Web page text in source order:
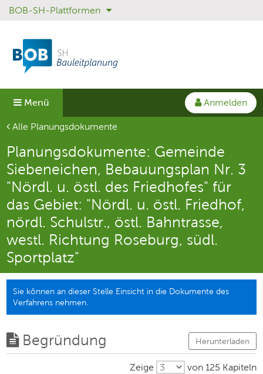
Sprungmenü
Direkt
Hauptnavigation
springen
Direkt
Inhalt
springen
BOB-SH-Plattformen
Menü
Anmelden
Aktuelle Seite
Alle Planungsdokumente
Planungsdokumente: Gemeinde
Siebeneichen, Bebauungsplan Nr. 3
"Nördl. u. östl. des Friedhofes" für
das Gebiet: "Nördl. u. östl. Friedhof,
nördl. Schulstr., östl. Bahntrasse,
westl. Richtung Roseburg, südl.
Sportplatz"
Sie können an dieser Stelle Einsicht in die Dokumente des
Verfahrens nehmen.
Begründung Herunterladen
Zeige
von 125 Kapiteln